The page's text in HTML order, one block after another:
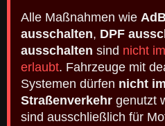
Alle Maßnahmen wie
ausschalten, DPF
ausschalten sind nicht
erlaubt. Fahrzeuge mit
Systemen dürfen nicht
Straßenverkehr genutzt
sind ausschließlich für